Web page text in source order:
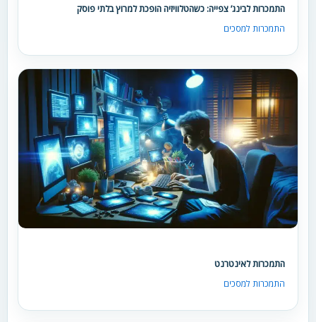
התמכרות לבינג’ צפייה: כשהטלוויזיה הופכת למרוץ בלתי פוסק
התמכרות למסכים
התמכרות לאינטרנט
התמכרות למסכים